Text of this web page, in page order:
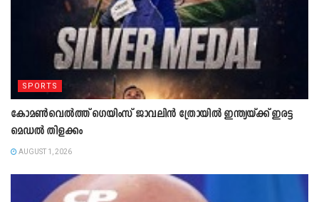
SPORTS
കോമൺവെൽത്ത് ഗെയിംസ് ജാവലിൻ ത്രോയിൽ ഇന്ത്യയ്ക്ക് ഇരട്ട
മെഡൽ തിളക്കം
AUGUST 1, 2026